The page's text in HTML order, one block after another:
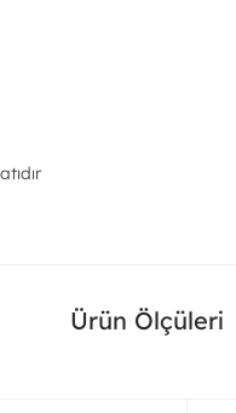
Ürün Ölçüleri